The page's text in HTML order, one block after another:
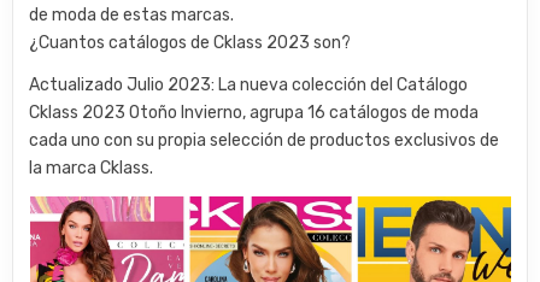
de moda de estas marcas.
¿Cuantos catálogos de Cklass 2023 son?
Actualizado Julio 2023: La nueva colección del Catálogo
Cklass 2023 Otoño Invierno, agrupa 16 catálogos de moda
cada uno con su propia selección de productos exclusivos de
la marca Cklass.